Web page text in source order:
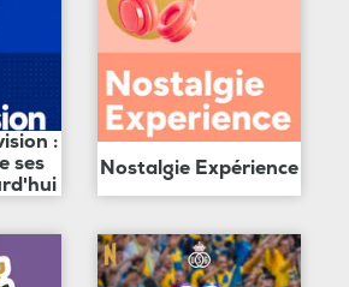
:
ses
Nostalgie Expérience